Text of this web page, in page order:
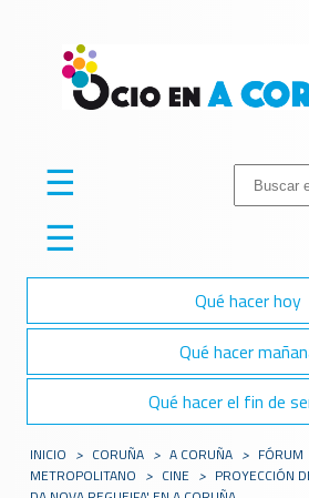
Buscar:
☰
☰
Qué hacer hoy
Qué hacer
Qué hacer el fin de
INICIO > CORUÑA > A CORUÑA > FÓRUM
METROPOLITANO > CINE > PROYECCIÓN